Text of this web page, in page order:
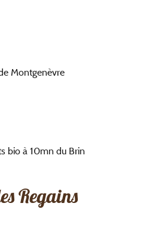
Montgenèvre
bio à 10mn du Brin
Regains